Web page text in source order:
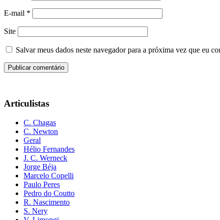
E-mail *
Site
Salvar meus dados neste navegador para a próxima vez que eu
Articulistas
C. Chagas
C. Newton
Geral
Hélio Fernandes
J. C. Werneck
Jorge Béja
Marcelo Copelli
Paulo Peres
Pedro do Coutto
R. Nascimento
S. Nery